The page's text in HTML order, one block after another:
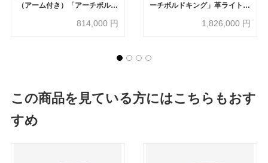
（アーム付き）「アーチボル
814,000 円
ーチボルドキング」革ライトグ
1,826,000 円
この商品を見ている方にはこちらもおす
すめ